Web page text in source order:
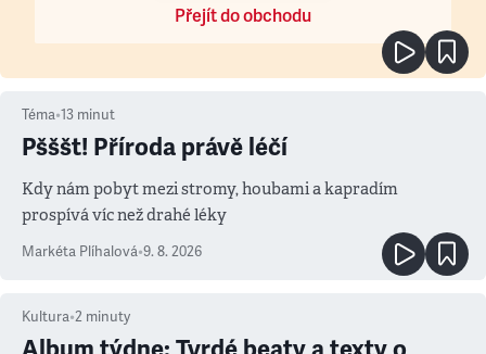
Přejít do obchodu
Téma•13 minut
Pšššt! Příroda právě léčí
Kdy nám pobyt mezi stromy, houbami a kapradím
prospívá víc než drahé léky
Markéta Plíhalová•9. 8. 2026
Kultura•2 minuty